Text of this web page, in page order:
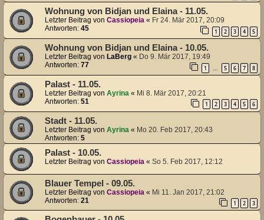
Wohnung von Bidjan und Elaina - 11.05.
Letzter Beitrag von Cassiopeia « Fr 24. Mär 2017, 20:09
Antworten: 45 1 2 3 4 5
Wohnung von Bidjan und Elaina - 10.05.
Letzter Beitrag von LaBerg « Do 9. Mär 2017, 19:49
Antworten: 77 1 5 6 7 8
Palast - 11.05.
Letzter Beitrag von Ayrina « Mi 8. Mär 2017, 20:21
Antworten: 51 1 2 3 4 5 6
Stadt - 11.05.
Letzter Beitrag von Ayrina « Mo 20. Feb 2017, 20:43
Antworten: 5
Palast - 10.05.
Letzter Beitrag von Cassiopeia « So 5. Feb 2017, 12:12
Blauer Tempel - 09.05.
Letzter Beitrag von Cassiopeia « Mi 11. Jan 2017, 21:02
Antworten: 21 1 2 3